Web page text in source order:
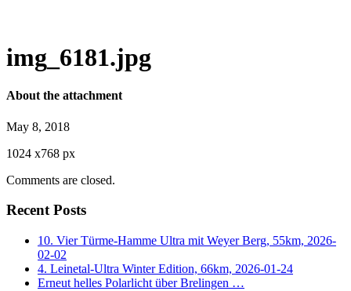
img_6181.jpg
About the attachment
May 8, 2018
1024 x768 px
Comments are closed.
Recent Posts
10. Vier Türme-Hamme Ultra mit Weyer Berg, 55km, 2026-
02-02
4. Leinetal-Ultra Winter Edition, 66km, 2026-01-24
Erneut helles Polarlicht über Brelingen …